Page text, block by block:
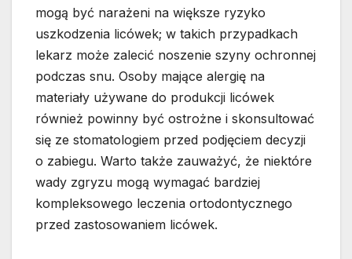
mogą być narażeni na większe ryzyko
uszkodzenia licówek; w takich przypadkach
lekarz może zalecić noszenie szyny ochronnej
podczas snu. Osoby mające alergię na
materiały używane do produkcji licówek
również powinny być ostrożne i skonsultować
się ze stomatologiem przed podjęciem decyzji
o zabiegu. Warto także zauważyć, że niektóre
wady zgryzu mogą wymagać bardziej
kompleksowego leczenia ortodontycznego
przed zastosowaniem licówek.